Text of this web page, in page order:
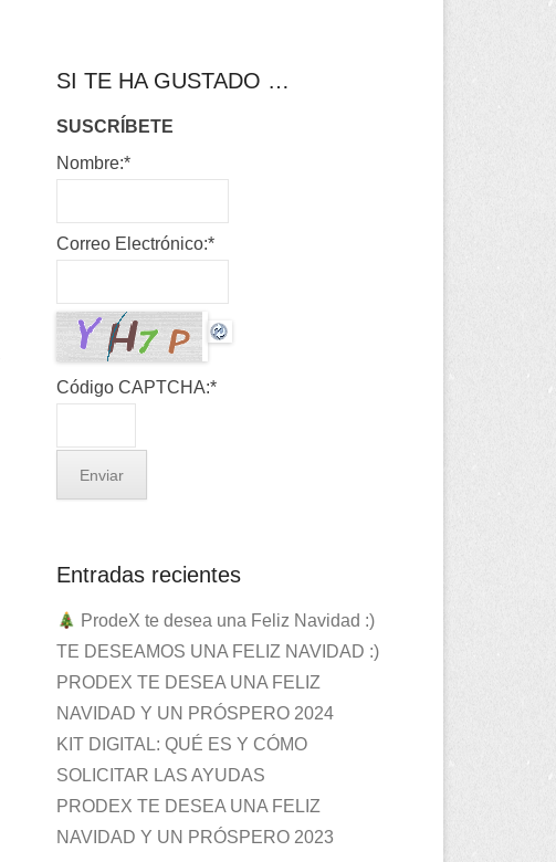
SI TE HA GUSTADO …
SUSCRÍBETE
Nombre:*
Correo Electrónico:*
Código CAPTCHA:*
Entradas recientes
ProdeX te desea una Feliz Navidad :)
TE DESEAMOS UNA FELIZ NAVIDAD :)
PRODEX TE DESEA UNA FELIZ
NAVIDAD Y UN PRÓSPERO 2024
KIT DIGITAL: QUÉ ES Y CÓMO
SOLICITAR LAS AYUDAS
PRODEX TE DESEA UNA FELIZ
NAVIDAD Y UN PRÓSPERO 2023